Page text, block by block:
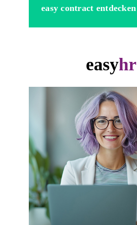
easy contract entdecken
easyhr